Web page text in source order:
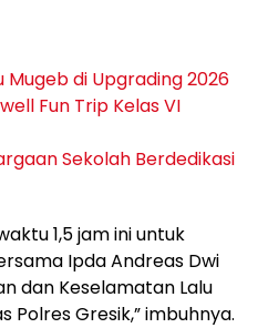
Mugeb di Upgrading 2026
Fun Trip Kelas VI
Sekolah Berdedikasi
1,5 jam ini untuk
Ipda Andreas Dwi
dan Keselamatan Lalu
Polres Gresik,” imbuhnya.